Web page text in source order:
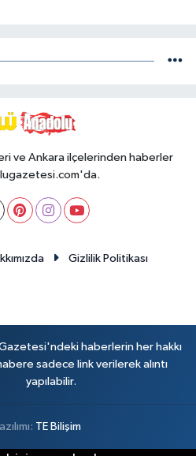
ve Ankara ilçelerinden haberler
Gizlilik Politikası
haberlerin her hakkı
sadece link verilerek alıntı
yapılabilir.
TE Bilişim